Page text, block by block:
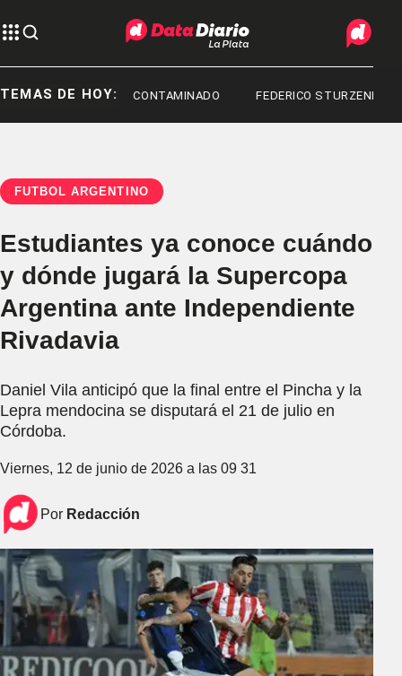
TEMAS DE HOY:
FENTANILO CONTAMINADO FEDERICO STURZENEGGER
FÚTBOL ARGENTINO
Estudiantes ya conoce cuándo
y dónde jugará la Supercopa
Argentina ante Independiente
Rivadavia
Daniel Vila anticipó que la final entre el Pincha y la
Lepra mendocina se disputará el 21 de julio en
Córdoba.
Viernes, 12 de junio de 2026 a las 09 31
Por Redacción